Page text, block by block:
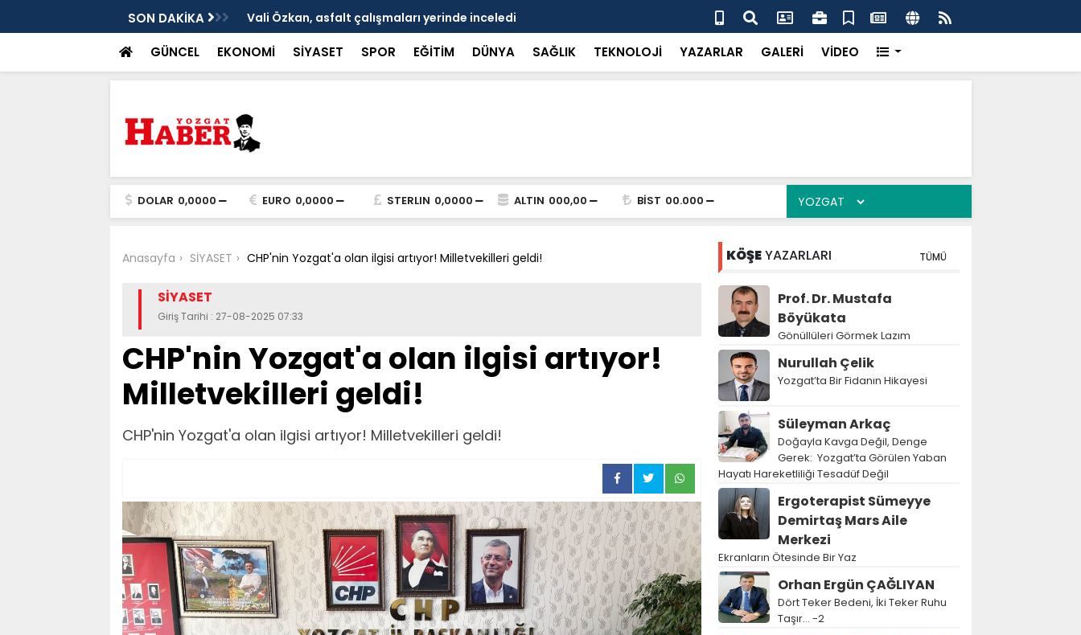
SON DAKİKA Vali Özkan, asfalt çalışmaları yerinde inceledi Bakan Gürlek’ten “Tek Çatı” mesajı
GÜNCEL EKONOMİ SİYASET SPOR EĞİTİM DÜNYA SAĞLIK TEKNOLOJİ YAZARLAR GALERİ VİDEO
DOLAR 0,0000 EURO 0,0000 STERLIN 0,0000 ALTIN 000,00 BİST 00.000
Anasayfa SİYASET CHP'nin Yozgat'a olan ilgisi artıyor! Milletvekilleri geldi!
SİYASET
Giriş Tarihi : 27-08-2025 07:33
CHP'nin Yozgat'a olan ilgisi artıyor!
Milletvekilleri geldi!
CHP'nin Yozgat'a olan ilgisi artıyor! Milletvekilleri geldi!
KÖŞEYAZARLARI TÜMÜ
Prof. Dr. Mustafa
Böyükata
Gönüllüleri Görmek Lazım
Nurullah Çelik
Yozgat’ta Bir Fidanın Hikayesi
Süleyman Arkaç
Doğayla Kavga Değil, Denge
Gerek: Yozgat’ta Görülen Yaban
Hayatı Hareketliliği Tesadüf Değil
Ergoterapist Sümeyye
Demirtaş Mars Aile
Merkezi
Ekranların Ötesinde Bir Yaz
Orhan Ergün ÇAĞLIYAN
Dört Teker Bedeni, İki Teker Ruhu
Taşır… -2